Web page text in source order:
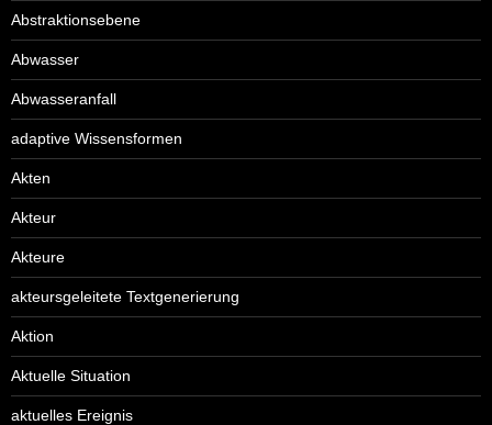
Abstraktionsebene
Abwasser
Abwasseranfall
adaptive Wissensformen
Akten
Akteur
Akteure
akteursgeleitete Textgenerierung
Aktion
Aktuelle Situation
aktuelles Ereignis